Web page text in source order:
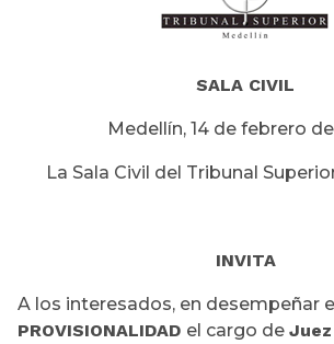
SALA CIVIL
Medellín, 14 de febrero
La Sala Civil del Tribunal
INVITA
A los interesados, en desempeñar
PROVISIONALIDAD el cargo de